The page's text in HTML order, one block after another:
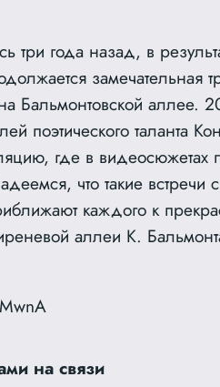
три года назад, в
замечательная
Бальмонтовской аллее.
поэтического таланта
где в видеосюжетах
что такие встречи
каждого к
аллеи К.
на связи